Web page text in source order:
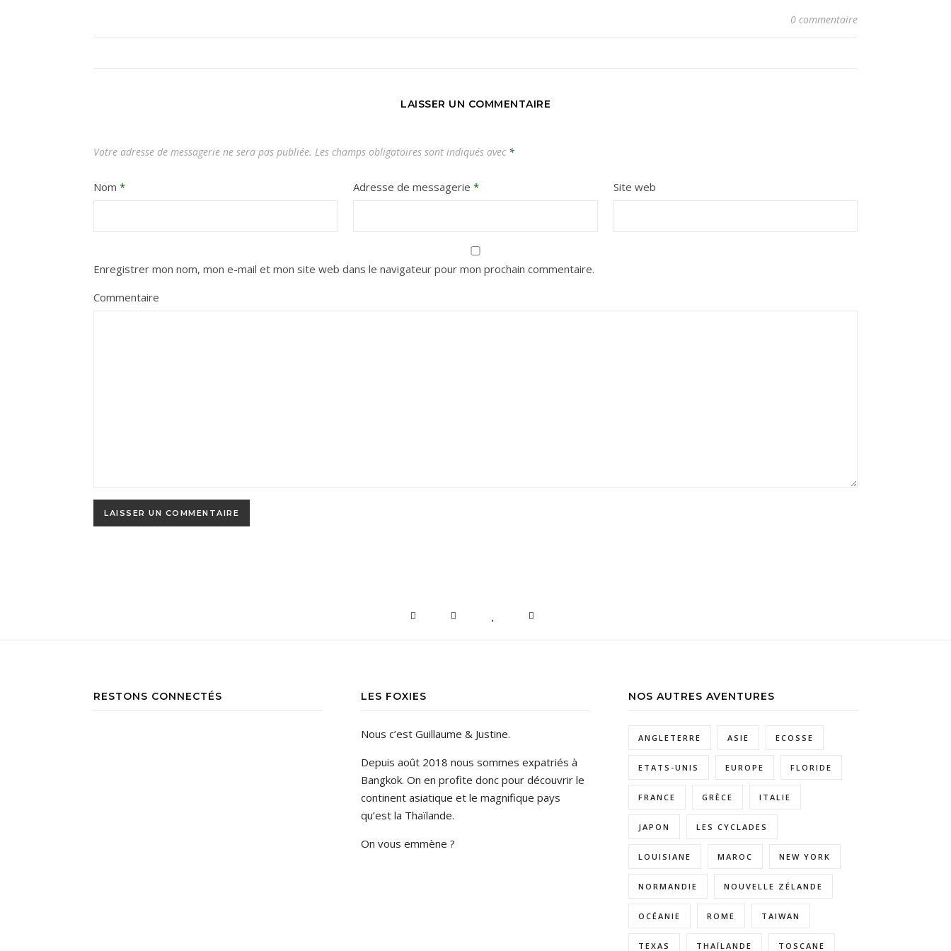
0 commentaire
LAISSER UN COMMENTAIRE
Votre adresse de messagerie ne sera pas publiée. Les champs obligatoires sont indiqués avec *
Nom * Adresse de messagerie* Site web
Enregistrer mon nom, mon e-mail et mon site web dans le navigateur pour mon prochain commentaire.
Commentaire
RESTONS CONNECTÉS LES FOXIES
Nous c’est Guillaume & Justine.
Depuis août 2018 nous sommes expatriés à
Bangkok. On en profite donc pour découvrir le
continent asiatique et le magnifique pays
qu’est la Thaïlande.
On vous emmène ?
NOS AUTRES AVENTURES
ANGLETERRE ASIE ECOSSE
ETATS-UNIS EUROPE FLORIDE
FRANCE GRÈCE ITALIE
JAPON LES CYCLADES
LOUISIANE MAROC NEW YORK
NORMANDIE NOUVELLE ZÉLANDE
OCÉANIE ROME TAIWAN
TEXAS THAÏLANDE TOSCANE